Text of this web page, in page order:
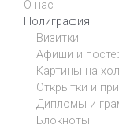
О нас
Полиграфия
Визитки
Афиши и
Картины на
Открытки и
Дипломы и
Блокноты